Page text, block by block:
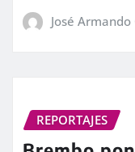
José Armando
REPORTAJES